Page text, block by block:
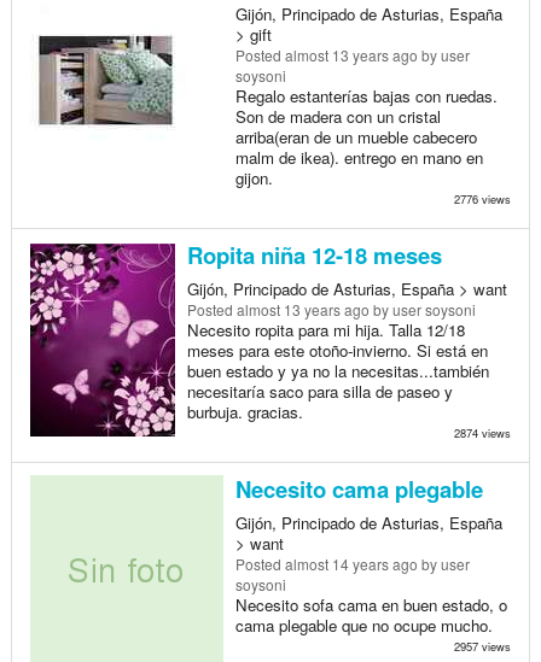
Gijón, Principado de Asturias, España
> gift
Posted almost 13 years ago by user
soysoni
Regalo estanterías bajas con ruedas.
Son de madera con un cristal
arriba(eran de un mueble cabecero
malm de ikea). entrego en mano en
gijon.
2776 views
Ropita niña 12-18 meses
Gijón, Principado de Asturias, España > want
Posted almost 13 years ago by user soysoni
Necesito ropita para mi hija. Talla 12/18
meses para este otoño-invierno. Si está en
buen estado y ya no la necesitas...también
necesitaría saco para silla de paseo y
burbuja. gracias.
2874 views
Necesito cama plegable
Gijón, Principado de Asturias, España
> want
Posted almost 14 years ago by user
soysoni
Necesito sofa cama en buen estado, o
cama plegable que no ocupe mucho.
2957 views